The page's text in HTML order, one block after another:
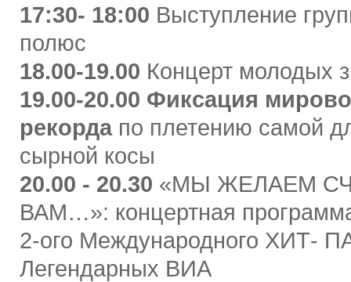
17:30- 18:00 Выступление
полюс
18.00-19.00 Концерт молодых
19.00-20.00 Фиксация
рекорда по плетению самой
сырной косы
20.00 - 20.30 «МЫ ЖЕЛАЕМ
ВАМ…»: концертная
2-ого Международного ХИТ-
Легендарных ВИА